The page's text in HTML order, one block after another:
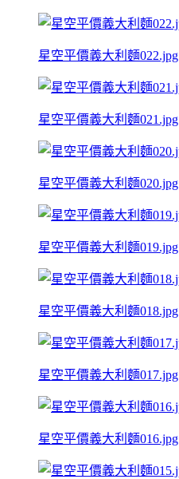
星空平價義大利麵022.jpg
星空平價義大利麵021.jpg
星空平價義大利麵020.jpg
星空平價義大利麵019.jpg
星空平價義大利麵018.jpg
星空平價義大利麵017.jpg
星空平價義大利麵016.jpg